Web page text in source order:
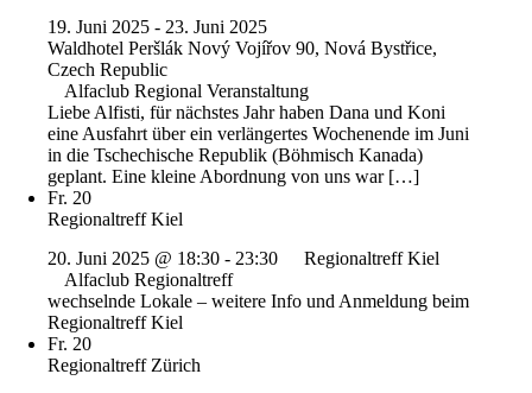
19. Juni 2025 - 23. Juni 2025
Waldhotel Peršlák Nový Vojířov 90, Nová Bystřice,
Czech Republic
Alfaclub Regional Veranstaltung
Liebe Alfisti, für nächstes Jahr haben Dana und Koni
eine Ausfahrt über ein verlängertes Wochenende im Juni
in die Tschechische Republik (Böhmisch Kanada)
geplant. Eine kleine Abordnung von uns war […]
Fr. 20
Regionaltreff Kiel
20. Juni 2025 @ 18:30 - 23:30
Regionaltreff Kiel
Alfaclub Regionaltreff
wechselnde Lokale – weitere Info und Anmeldung beim
Regionaltreff Kiel
Fr. 20
Regionaltreff Zürich